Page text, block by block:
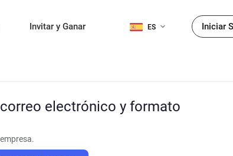
Invitar y Ganar ES Iniciar
electrónico y formato